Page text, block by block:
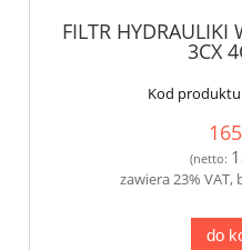
FILTR HYDRAULIKI
3CX
Kod
(netto:
zawiera 23%
do